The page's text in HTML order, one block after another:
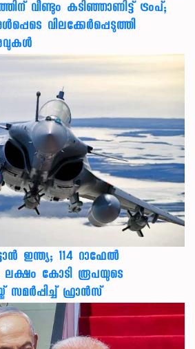
വീണ്ടും കടിഞ്ഞാണിട്ട് ട്രംപ്;
വിലക്കേര്‍പ്പെടുത്തി
ഇന്ത്യ; 114 റാഫേൽ
ലക്ഷം കോടി രൂപയുടെ
സമർപ്പിച്ച് ഫ്രാൻസ്